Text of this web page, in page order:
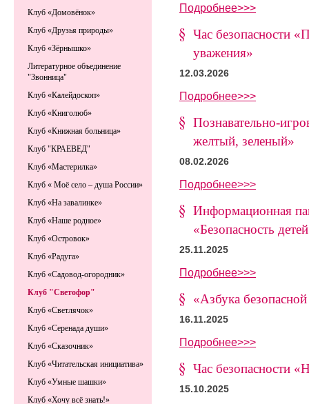
Подробнее>>>
Час безопасности
уважения»
12.03.2026
Подробнее>>>
Познавательно-
желтый, зеленый»
08.02.2026
Подробнее>>>
Информационная
«Безопасность
25.11.2025
Подробнее>>>
«Азбука
16.11.2025
Подробнее>>>
Час безопасности
15.10.2025
Клуб «Домовёнок»
Клуб «Друзья природы»
Клуб «Зёрнышко»
Литературное объединение
"Звонница"
Клуб «Калейдоскоп»
Клуб «Книголюб»
Клуб «Книжная больница»
Клуб "КРАЕВЕД"
Клуб «Мастерилка»
Клуб « Моё село – душа России»
Клуб «На завалинке»
Клуб «Наше родное»
Клуб «Островок»
Клуб «Радуга»
Клуб «Садовод-огородник»
Клуб "Светофор"
Клуб «Светлячок»
Клуб «Серенада души»
Клуб «Сказочник»
Клуб «Читательская инициатива»
Клуб «Умные шашки»
Клуб «Хочу всё знать!»